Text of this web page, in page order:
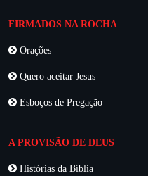
FIRMADOS NA ROCHA
Orações
Quero aceitar Jesus
Esboços de Pregação
A PROVISÃO DE DEUS
Histórias da Bíblia